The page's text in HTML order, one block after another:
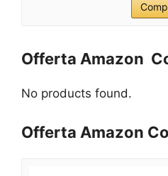
Offerta Amazon
No products found.
Offerta Amazon